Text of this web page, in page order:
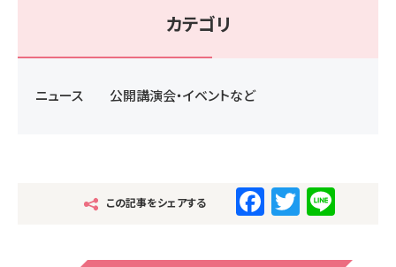
カテゴリ
ニュース 公開講演会・イベントなど
この記事をシェアする
F
c
T
tt e